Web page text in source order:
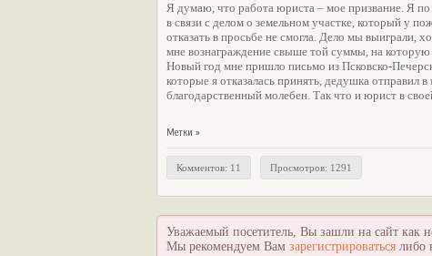
Я думаю, что работа юриста – мое призвание. Я
в связи с делом о земельном участке, который у
отказать в просьбе не смогла. Дело мы
мне вознаграждение свыше той суммы, на которую
Новый год мне пришло письмо из Псковско-
которые я отказалась принять, дедушка отправил
благодарственный молебен. Так что и юрист в
Метки »
Комментов: 11 Просмотров: 1291
Уважаемый посетитель, Вы зашли на сайт как
Мы рекомендуем Вам зарегистрироваться либо